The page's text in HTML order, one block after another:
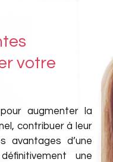
votre
augmenter la
contribuer à leur
avantages d’une
une